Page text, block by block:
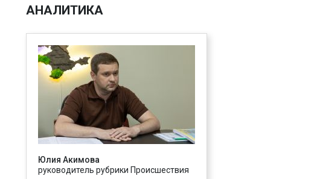
АНАЛИТИКА
Юлия Акимова
руководитель рубрики Происшествия